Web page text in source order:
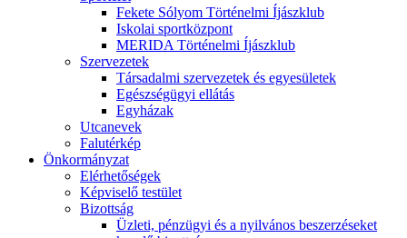
Fekete Sólyom Történelmi Íjászklub
Iskolai sportközpont
MERIDA Történelmi Íjászklub
Szervezetek
Társadalmi szervezetek és egyesületek
Egészségügyi ellátás
Egyházak
Utcanevek
Falutérkép
Önkormányzat
Elérhetőségek
Képviselő testület
Bizottság
Üzleti, pénzügyi és a nyilvános beszerzéseket